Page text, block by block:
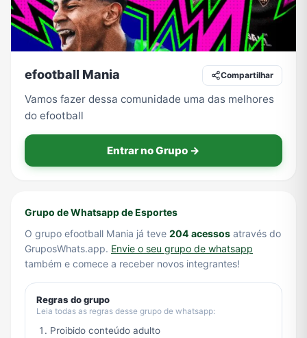
Receitas Redes Sociais Religião Shitpost
Tecnologia TV
efootball Mania Compartilhar
Vamos fazer dessa comunidade uma das melhores
do efootball
Entrar no Grupo →
Grupo de Whatsapp de Esportes
O grupo efootball Mania já teve 204 acessos através do
GruposWhats.app. Envie o seu grupo de whatsapp
também e comece a receber novos integrantes!
Regras do grupo
Leia todas as regras desse grupo de whatsapp:
Proibido conteúdo adulto